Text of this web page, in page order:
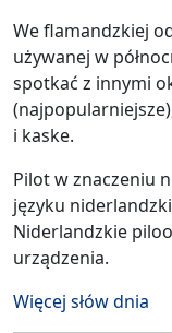
We flamandzkiej
używanej w
spotkać z innymi
i kaske.
Pilot w znaczeniu
języku
Niderlandzkie
urządzenia.
Więcej słów dnia